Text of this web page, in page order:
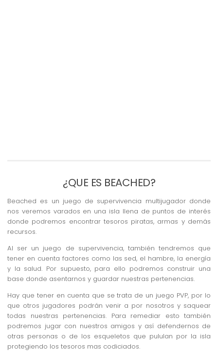
¿QUE ES BEACHED?
Beached es un juego de supervivencia multijugador donde
nos veremos varados en una isla llena de puntos de interés
donde podremos encontrar tesoros piratas, armas y demás
recursos.
Al ser un juego de supervivencia, también tendremos que
tener en cuenta factores como las sed, el hambre, la energía
y la salud. Por supuesto, para ello podremos construir una
base donde asentarnos y guardar nuestras pertenencias.
Hay que tener en cuenta que se trata de un juego PVP, por lo
que otros jugadores podrán venir a por nosotros y saquear
todas nuestras pertenencias. Para remediar esto también
podremos jugar con nuestros amigos y así defendernos de
otras personas o de los esqueletos que pululan por la isla
protegiendo los tesoros mas codiciados.